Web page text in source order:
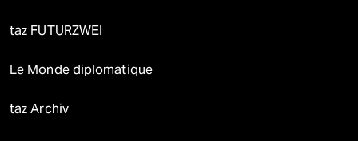
taz FUTURZWEI
Le Monde diplomatique
taz Archiv